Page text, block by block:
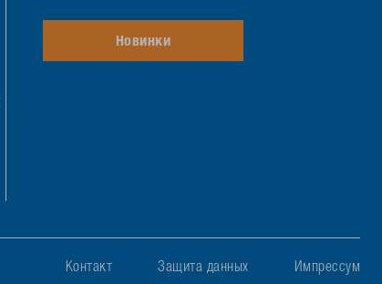
Новинки
Контакт Защита данных Импрессум